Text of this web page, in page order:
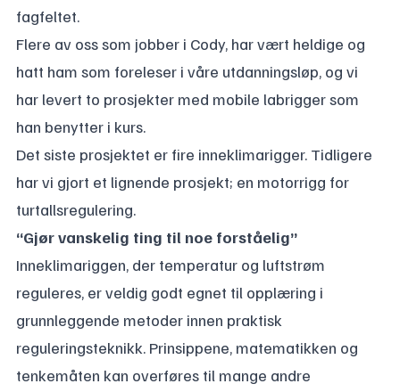
fagfeltet.
Flere av oss som jobber i Cody, har vært heldige og
hatt ham som foreleser i våre utdanningsløp, og vi
har levert to prosjekter med mobile labrigger som
han benytter i kurs.
Det siste prosjektet er fire inneklimarigger. Tidligere
har vi gjort et lignende prosjekt; en motorrigg for
turtallsregulering.
“Gjør vanskelig ting til noe forståelig”
Inneklimariggen, der temperatur og luftstrøm
reguleres, er veldig godt egnet til opplæring i
grunnleggende metoder innen praktisk
reguleringsteknikk. Prinsippene, matematikken og
tenkemåten kan overføres til mange andre